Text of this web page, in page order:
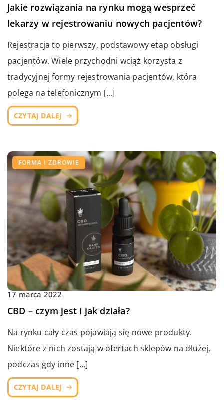
Jakie rozwiązania na rynku mogą wesprzeć
lekarzy w rejestrowaniu nowych pacjentów?
Rejestracja to pierwszy, podstawowy etap obsługi
pacjentów. Wiele przychodni wciąż korzysta z
tradycyjnej formy rejestrowania pacjentów, która
polega na telefonicznym […]
CZYTAJ DALEJ
FORMA I ZDROWIE
17 marca 2022
CBD – czym jest i jak działa?
Na rynku cały czas pojawiają się nowe produkty.
Niektóre z nich zostają w ofertach sklepów na dłużej,
podczas gdy inne […]
CZYTAJ DALEJ